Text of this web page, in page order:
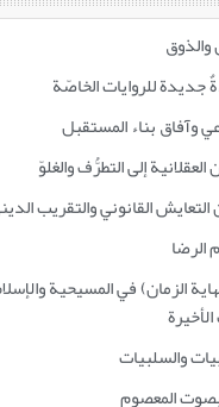
والذوق
جديدة للروايات الخاصّة
وآفاق بناء المستقبل
إلى التطرُّف والغلوّ
القانوني والتقريب
الرضا
الزمان) في المسيحية
والسلبيات
المعصوم